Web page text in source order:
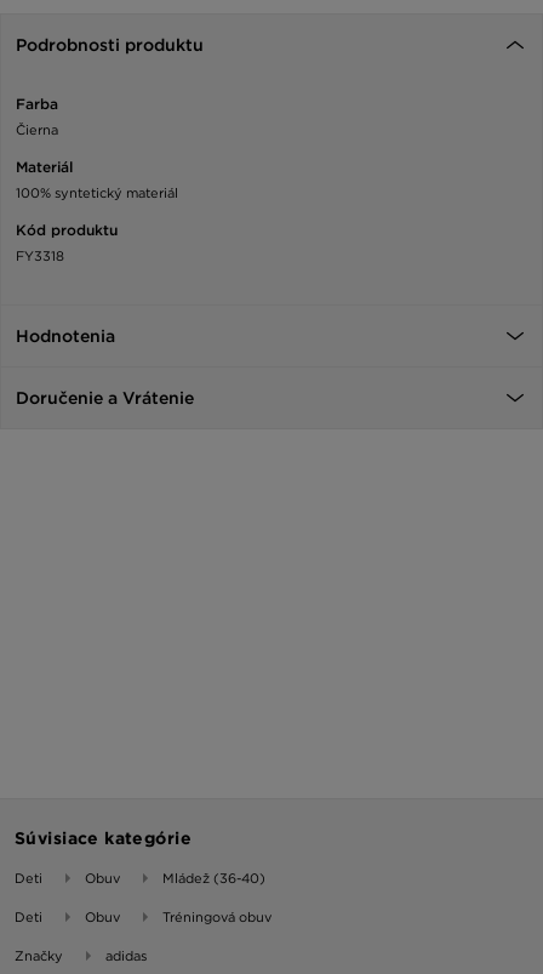
Podrobnosti produktu
Farba
Čierna
Materiál
100% syntetický materiál
Kód produktu
FY3318
Hodnotenia
Doručenie a Vrátenie
Súvisiace kategórie
Deti Obuv Mládež (36-40)
Deti Obuv Tréningová obuv
Značky adidas